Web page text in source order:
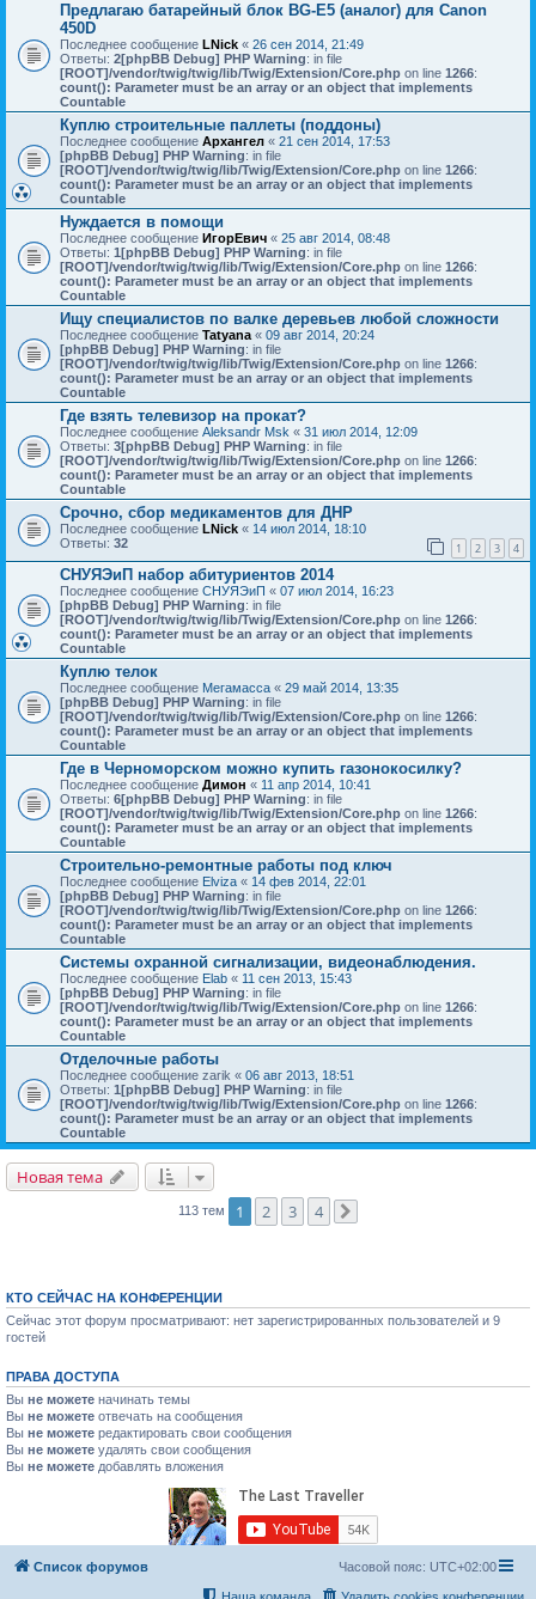
Предлагаю батарейный блок BG-E5 (аналог) для Canon
450D
Последнее сообщение LNick « 26 сен 2014, 21:49
Ответы: 2[phpBB Debug] PHP Warning: in file
[ROOT]/vendor/twig/twig/lib/Twig/Extension/Core.php on line 1266:
count(): Parameter must be an array or an object that implements
Countable
Куплю строительные паллеты (поддоны)
Последнее сообщение Архангел « 21 сен 2014, 17:53
[phpBB Debug] PHP Warning: in file
[ROOT]/vendor/twig/twig/lib/Twig/Extension/Core.php on line 1266:
count(): Parameter must be an array or an object that implements
Countable
Нуждается в помощи
Последнее сообщение ИгорЕвич « 25 авг 2014, 08:48
Ответы: 1[phpBB Debug] PHP Warning: in file
[ROOT]/vendor/twig/twig/lib/Twig/Extension/Core.php on line 1266:
count(): Parameter must be an array or an object that implements
Countable
Ищу специалистов по валке деревьев любой сложности
Последнее сообщение Tatyana « 09 авг 2014, 20:24
[phpBB Debug] PHP Warning: in file
[ROOT]/vendor/twig/twig/lib/Twig/Extension/Core.php on line 1266:
count(): Parameter must be an array or an object that implements
Countable
Где взять телевизор на прокат?
Последнее сообщение Aleksandr Msk « 31 июл 2014, 12:09
Ответы: 3[phpBB Debug] PHP Warning: in file
[ROOT]/vendor/twig/twig/lib/Twig/Extension/Core.php on line 1266:
count(): Parameter must be an array or an object that implements
Countable
Срочно, сбор медикаментов для ДНР
Последнее сообщение LNick « 14 июл 2014, 18:10
Ответы: 32 1 2 3 4
СНУЯЭиП набор абитуриентов 2014
Последнее сообщение СНУЯЭиП « 07 июл 2014, 16:23
[phpBB Debug] PHP Warning: in file
[ROOT]/vendor/twig/twig/lib/Twig/Extension/Core.php on line 1266:
count(): Parameter must be an array or an object that implements
Countable
Куплю телок
Последнее сообщение Мегамасса « 29 май 2014, 13:35
[phpBB Debug] PHP Warning: in file
[ROOT]/vendor/twig/twig/lib/Twig/Extension/Core.php on line 1266:
count(): Parameter must be an array or an object that implements
Countable
Где в Черноморском можно купить газонокосилку?
Последнее сообщение Димон « 11 апр 2014, 10:41
Ответы: 6[phpBB Debug] PHP Warning: in file
[ROOT]/vendor/twig/twig/lib/Twig/Extension/Core.php on line 1266:
count(): Parameter must be an array or an object that implements
Countable
Строительно-ремонтные работы под ключ
Последнее сообщение Elviza « 14 фев 2014, 22:01
[phpBB Debug] PHP Warning: in file
[ROOT]/vendor/twig/twig/lib/Twig/Extension/Core.php on line 1266:
count(): Parameter must be an array or an object that implements
Countable
Системы охранной сигнализации, видеонаблюдения.
Последнее сообщение Elab « 11 сен 2013, 15:43
[phpBB Debug] PHP Warning: in file
[ROOT]/vendor/twig/twig/lib/Twig/Extension/Core.php on line 1266:
count(): Parameter must be an array or an object that implements
Countable
Отделочные работы
Последнее сообщение zarik « 06 авг 2013, 18:51
Ответы: 1[phpBB Debug] PHP Warning: in file
[ROOT]/vendor/twig/twig/lib/Twig/Extension/Core.php on line 1266:
count(): Parameter must be an array or an object that implements
Countable
Новая тема
113 тем 1 2 3 4
КТО СЕЙЧАС НА КОНФЕРЕНЦИИ
Сейчас этот форум просматривают: нет зарегистрированных пользователей и 9
гостей
ПРАВА ДОСТУПА
Вы не можете начинать темы
Вы не можете отвечать на сообщения
Вы не можете редактировать свои сообщения
Вы не можете удалять свои сообщения
Вы не можете добавлять вложения
Список форумов Часовой пояс: UTC+02:00